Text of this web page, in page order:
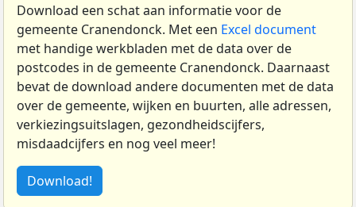
Download een schat aan informatie voor de
gemeente Cranendonck. Met een Excel document
met handige werkbladen met de data over de
postcodes in de gemeente Cranendonck. Daarnaast
bevat de download andere documenten met de data
over de gemeente, wijken en buurten, alle adressen,
verkiezingsuitslagen, gezondheidscijfers,
misdaadcijfers en nog veel meer!
Download!